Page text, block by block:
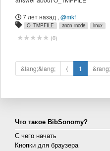
7 лет назад , @mkf
O_TMPFILE anon_inode linux
(0)
&lang;&lang; ⟨ 1 &rang;
Что такое BibSonomy?
С чего начать
Кнопки для браузера